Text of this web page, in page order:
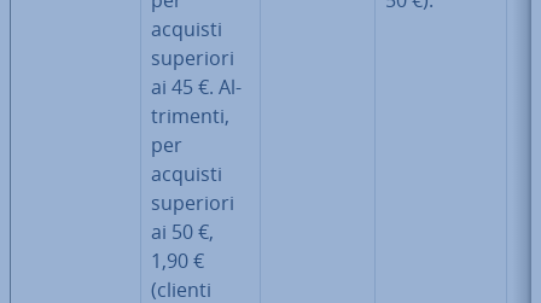
acquisti
superiori
ai 45 €. Al­
tri­men­ti,
per
acquisti
superiori
ai 50 €,
1,90 €
(clienti